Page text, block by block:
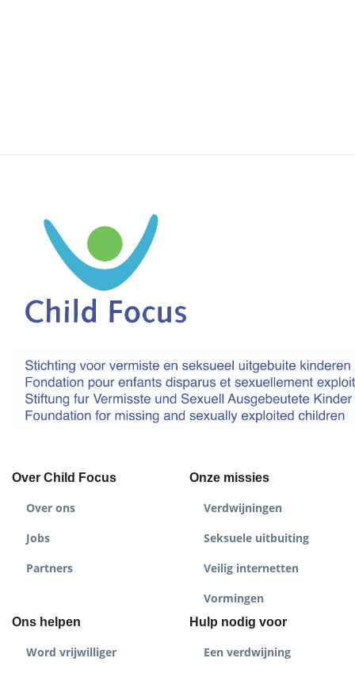
Over Child Focus
Over ons
Jobs
Partners
Onze missies
Verdwijningen
Seksuele uitbuiting
Veilig internetten
Vormingen
Ons helpen
Word vrijwilliger
Hulp nodig voor
Een verdwijning